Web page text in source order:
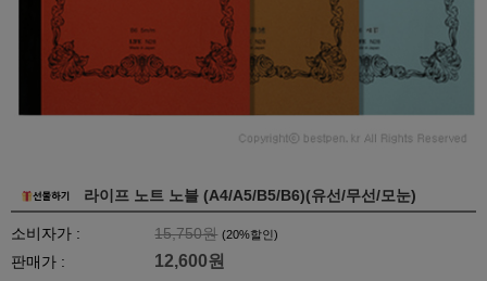
라이프 노트 노블 (A4/A5/B5/B6)(유선/무선/모눈)
소비자가 : 15,750원 (20%할인)
판매가 : 12,600원